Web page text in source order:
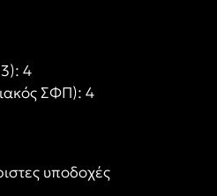
4
ΣΦΠ): 4
υποδοχές